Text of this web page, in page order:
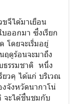
จีได้มาเยือน
ออกมา ซึ่งเรียก
โดยจะเริ่มอยู่
ฤดูร้อนจะมาถึง
ธรรมชาติ หนึ่ง
วคุ ได้แก่ บริเวณ
จังหวัดนากาโน่
จะได้ชื่นชมกับ